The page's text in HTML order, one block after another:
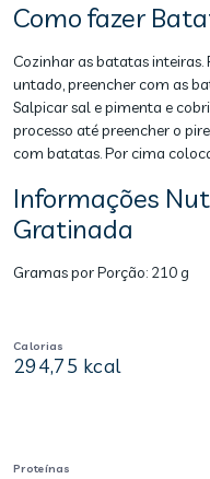
Como fazer
Cozinhar as batatas inteiras.
untado, preencher com as
Salpicar sal e pimenta e
processo até preencher o
com batatas. Por cima
Informações
Gratinada
Gramas por Porção: 210 g
Calorias
294,75 kcal
Proteínas